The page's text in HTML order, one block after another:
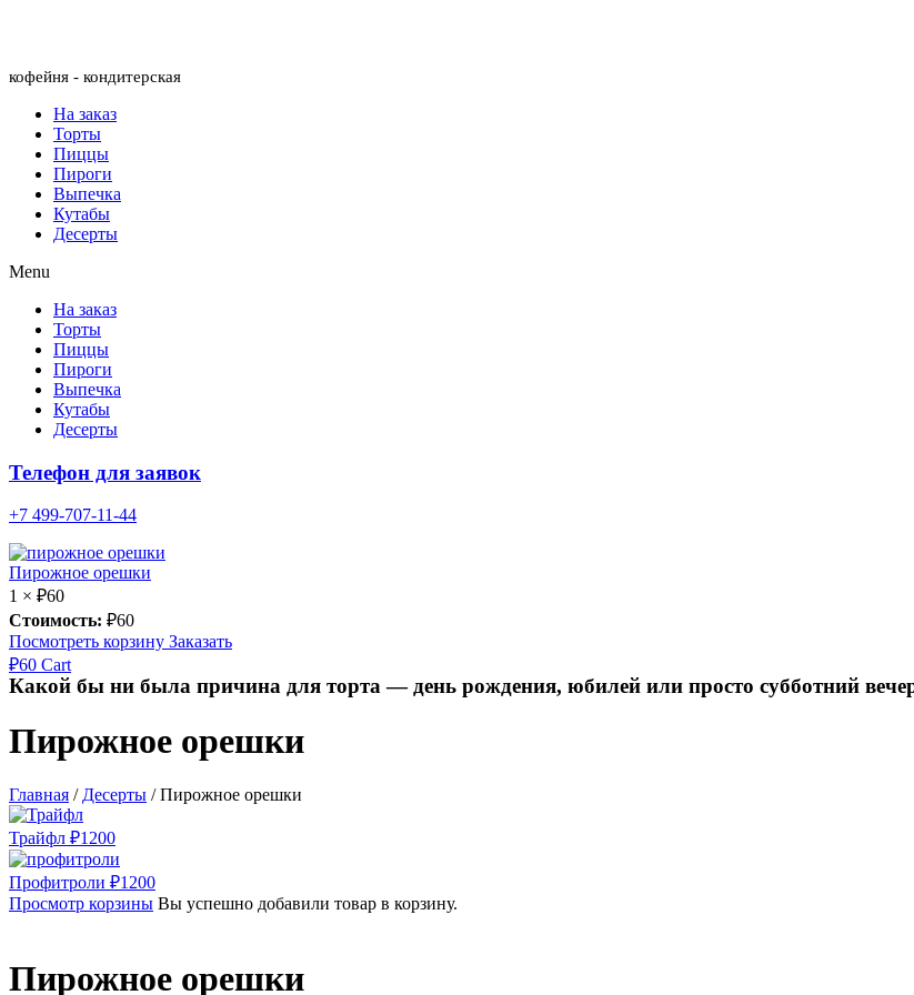
кофейня - кондитерская
На заказ
Торты
Пиццы
Пироги
Выпечка
Кутабы
Десерты
Menu
На заказ
Торты
Пиццы
Пироги
Выпечка
Кутабы
Десерты
Телефон для заявок
+7 499-707-11-44
Пирожное орешки
1 × ₽60
Стоимость: ₽60
Посмотреть корзину Заказать
₽60 Cart
Какой бы ни была причина для торта — день рождения, юбилей или просто субботний
Пирожное орешки
Главная / Десерты /Пирожное орешки
Трайфл ₽1200
Профитроли ₽1200
Просмотр корзины Вы успешно добавили товар в корзину.
Пирожное орешки